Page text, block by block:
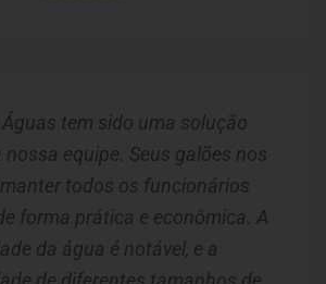
Águas tem sido uma solução
nossa equipe. Seus galões nos
todos os funcionários
forma prática e econômica. A
da água é notável, e a